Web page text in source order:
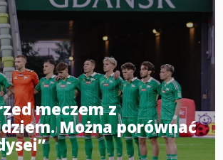
meczem z
Można porównać